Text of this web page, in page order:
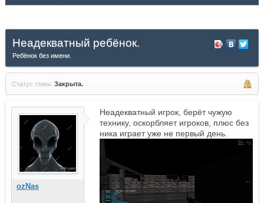
Неадекватный ребёнок.
Ребёнок без имени.
Статус темы: Закрыта.
ozNas
Неадекватный игрок, берёт чужую
технику, оскорбляет игроков, плюс без
ника играет уже не первый день.